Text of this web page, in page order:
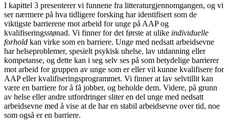
I kapittel 3 presenterer vi funnene fra litteraturgjennomgangen, og vi
ser nærmere på hva tidligere forsking har identifisert som de
viktigste barrierene mot arbeid for unge på AAP og
kvalifiseringsstønad. Vi finner for det første at ulike individuelle
forhold kan virke som en barriere. Unge med nedsatt arbeidsevne
har helseproblemer, spesielt psykisk uhelse, lav utdanning eller
kompetanse, og dette kan i seg selv ses på som betydelige barrierer
mot arbeid for gruppen av unge som er eller vil kunne kvalifisere for
AAP eller kvalifiseringsprogrammet. Vi finner at lav selvtillit kan
være en barriere for å få jobber, og beholde dem. Videre, på grunn
av helse eller andre utfordringer sliter en del unge med nedsatt
arbeidsevne med å vise at de har en stabil arbeidsevne over tid, noe
som også er en barriere.